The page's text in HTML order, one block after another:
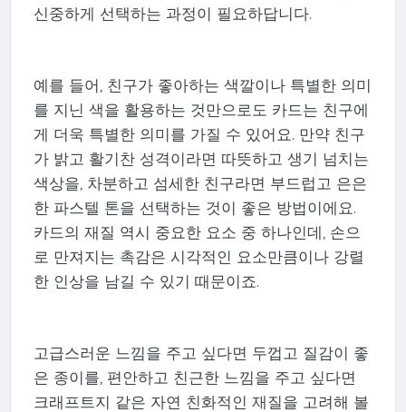
신중하게 선택하는 과정이 필요하답니다.
예를 들어, 친구가 좋아하는 색깔이나 특별한 의미
를 지닌 색을 활용하는 것만으로도 카드는 친구에
게 더욱 특별한 의미를 가질 수 있어요. 만약 친구
가 밝고 활기찬 성격이라면 따뜻하고 생기 넘치는
색상을, 차분하고 섬세한 친구라면 부드럽고 은은
한 파스텔 톤을 선택하는 것이 좋은 방법이에요.
카드의 재질 역시 중요한 요소 중 하나인데, 손으
로 만져지는 촉감은 시각적인 요소만큼이나 강렬
한 인상을 남길 수 있기 때문이죠.
고급스러운 느낌을 주고 싶다면 두껍고 질감이 좋
은 종이를, 편안하고 친근한 느낌을 주고 싶다면
크래프트지 같은 자연 친화적인 재질을 고려해 볼